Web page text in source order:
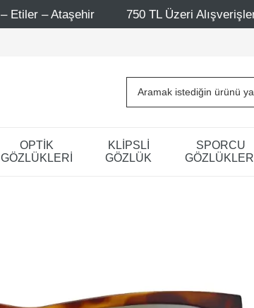
750 TL Üzeri Alışverişlerde - Ücretsiz Kargo
OPTİK
GÖZLÜKLERİ
KLİPSLİ
GÖZLÜK
SPORCU
GÖZLÜKLERİ